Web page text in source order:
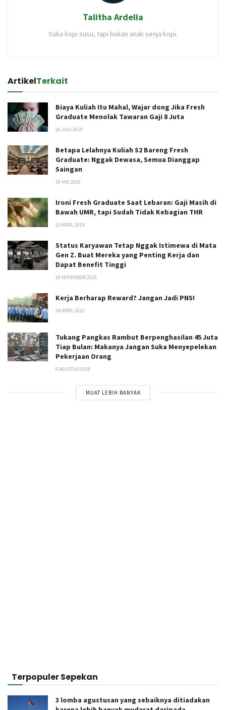
Talitha Ardelia
Suka kopi susu, tapi bukan anak senja kopi.
ArtikelTerkait
Biaya Kuliah Itu Mahal, Wajar dong Jika Fresh
Graduate Menolak Tawaran Gaji 8 Juta
26 JULI 2019
Betapa Lelahnya Kuliah S2 Bareng Fresh
Graduate: Nggak Dewasa, Semua Dianggap
Saingan
19 MEI 2026
Ironi Fresh Graduate Saat Lebaran: Gaji Masih di
Bawah UMR, tapi Sudah Tidak Kebagian THR
13 APRIL 2024
Status Karyawan Tetap Nggak Istimewa di Mata
Gen Z. Buat Mereka yang Penting Kerja dan
Dapat Benefit Tinggi
29 NOVEMBER 2023
Kerja Berharap Reward? Jangan Jadi PNS!
24 APRIL 2022
Tukang Pangkas Rambut Berpenghasilan 45 Juta
Tiap Bulan: Makanya Jangan Suka Menyepelekan
Pekerjaan Orang
8 AGUSTUS 2019
MUAT LEBIH BANYAK
Terpopuler Sepekan
3 lomba agustusan yang sebaiknya ditiadakan